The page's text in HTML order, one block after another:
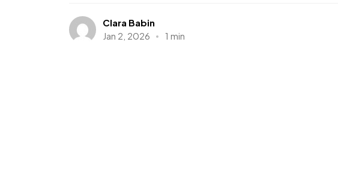
Clara Babin
Jan 2, 2026
1 min